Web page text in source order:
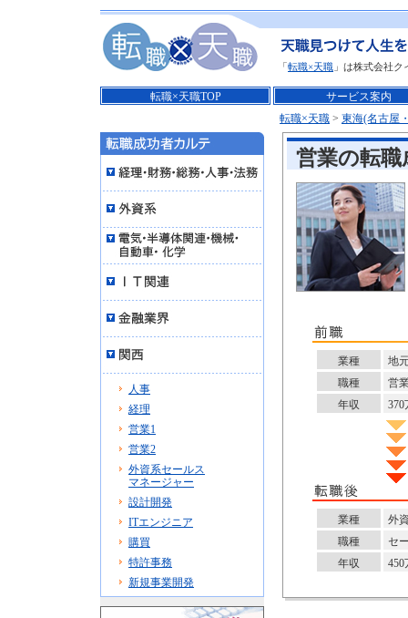
「転職×天職 」は株式会社
転職×天職TOP
サービス案内
転職×天職 > 東海(名古屋
営業の転
業種
地
職種
営
年収
370
業種
外
職種
セ
年収
450
人事
経理
営業1
営業2
外資系セールス
マネージャー
設計開発
ITエンジニア
購買
特許事務
新規事業開発